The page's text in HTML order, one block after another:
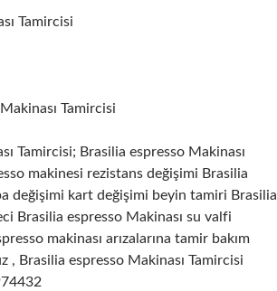
Tamircisi
Tamircisi
Tamircisi; Brasilia espresso Makinası
makinesi rezistans değişimi Brasilia
değişimi kart değişimi beyin tamiri Brasilia
Brasilia espresso Makinası su valfi
makinası arızalarına tamir bakım
, Brasilia espresso Makinası Tamircisi